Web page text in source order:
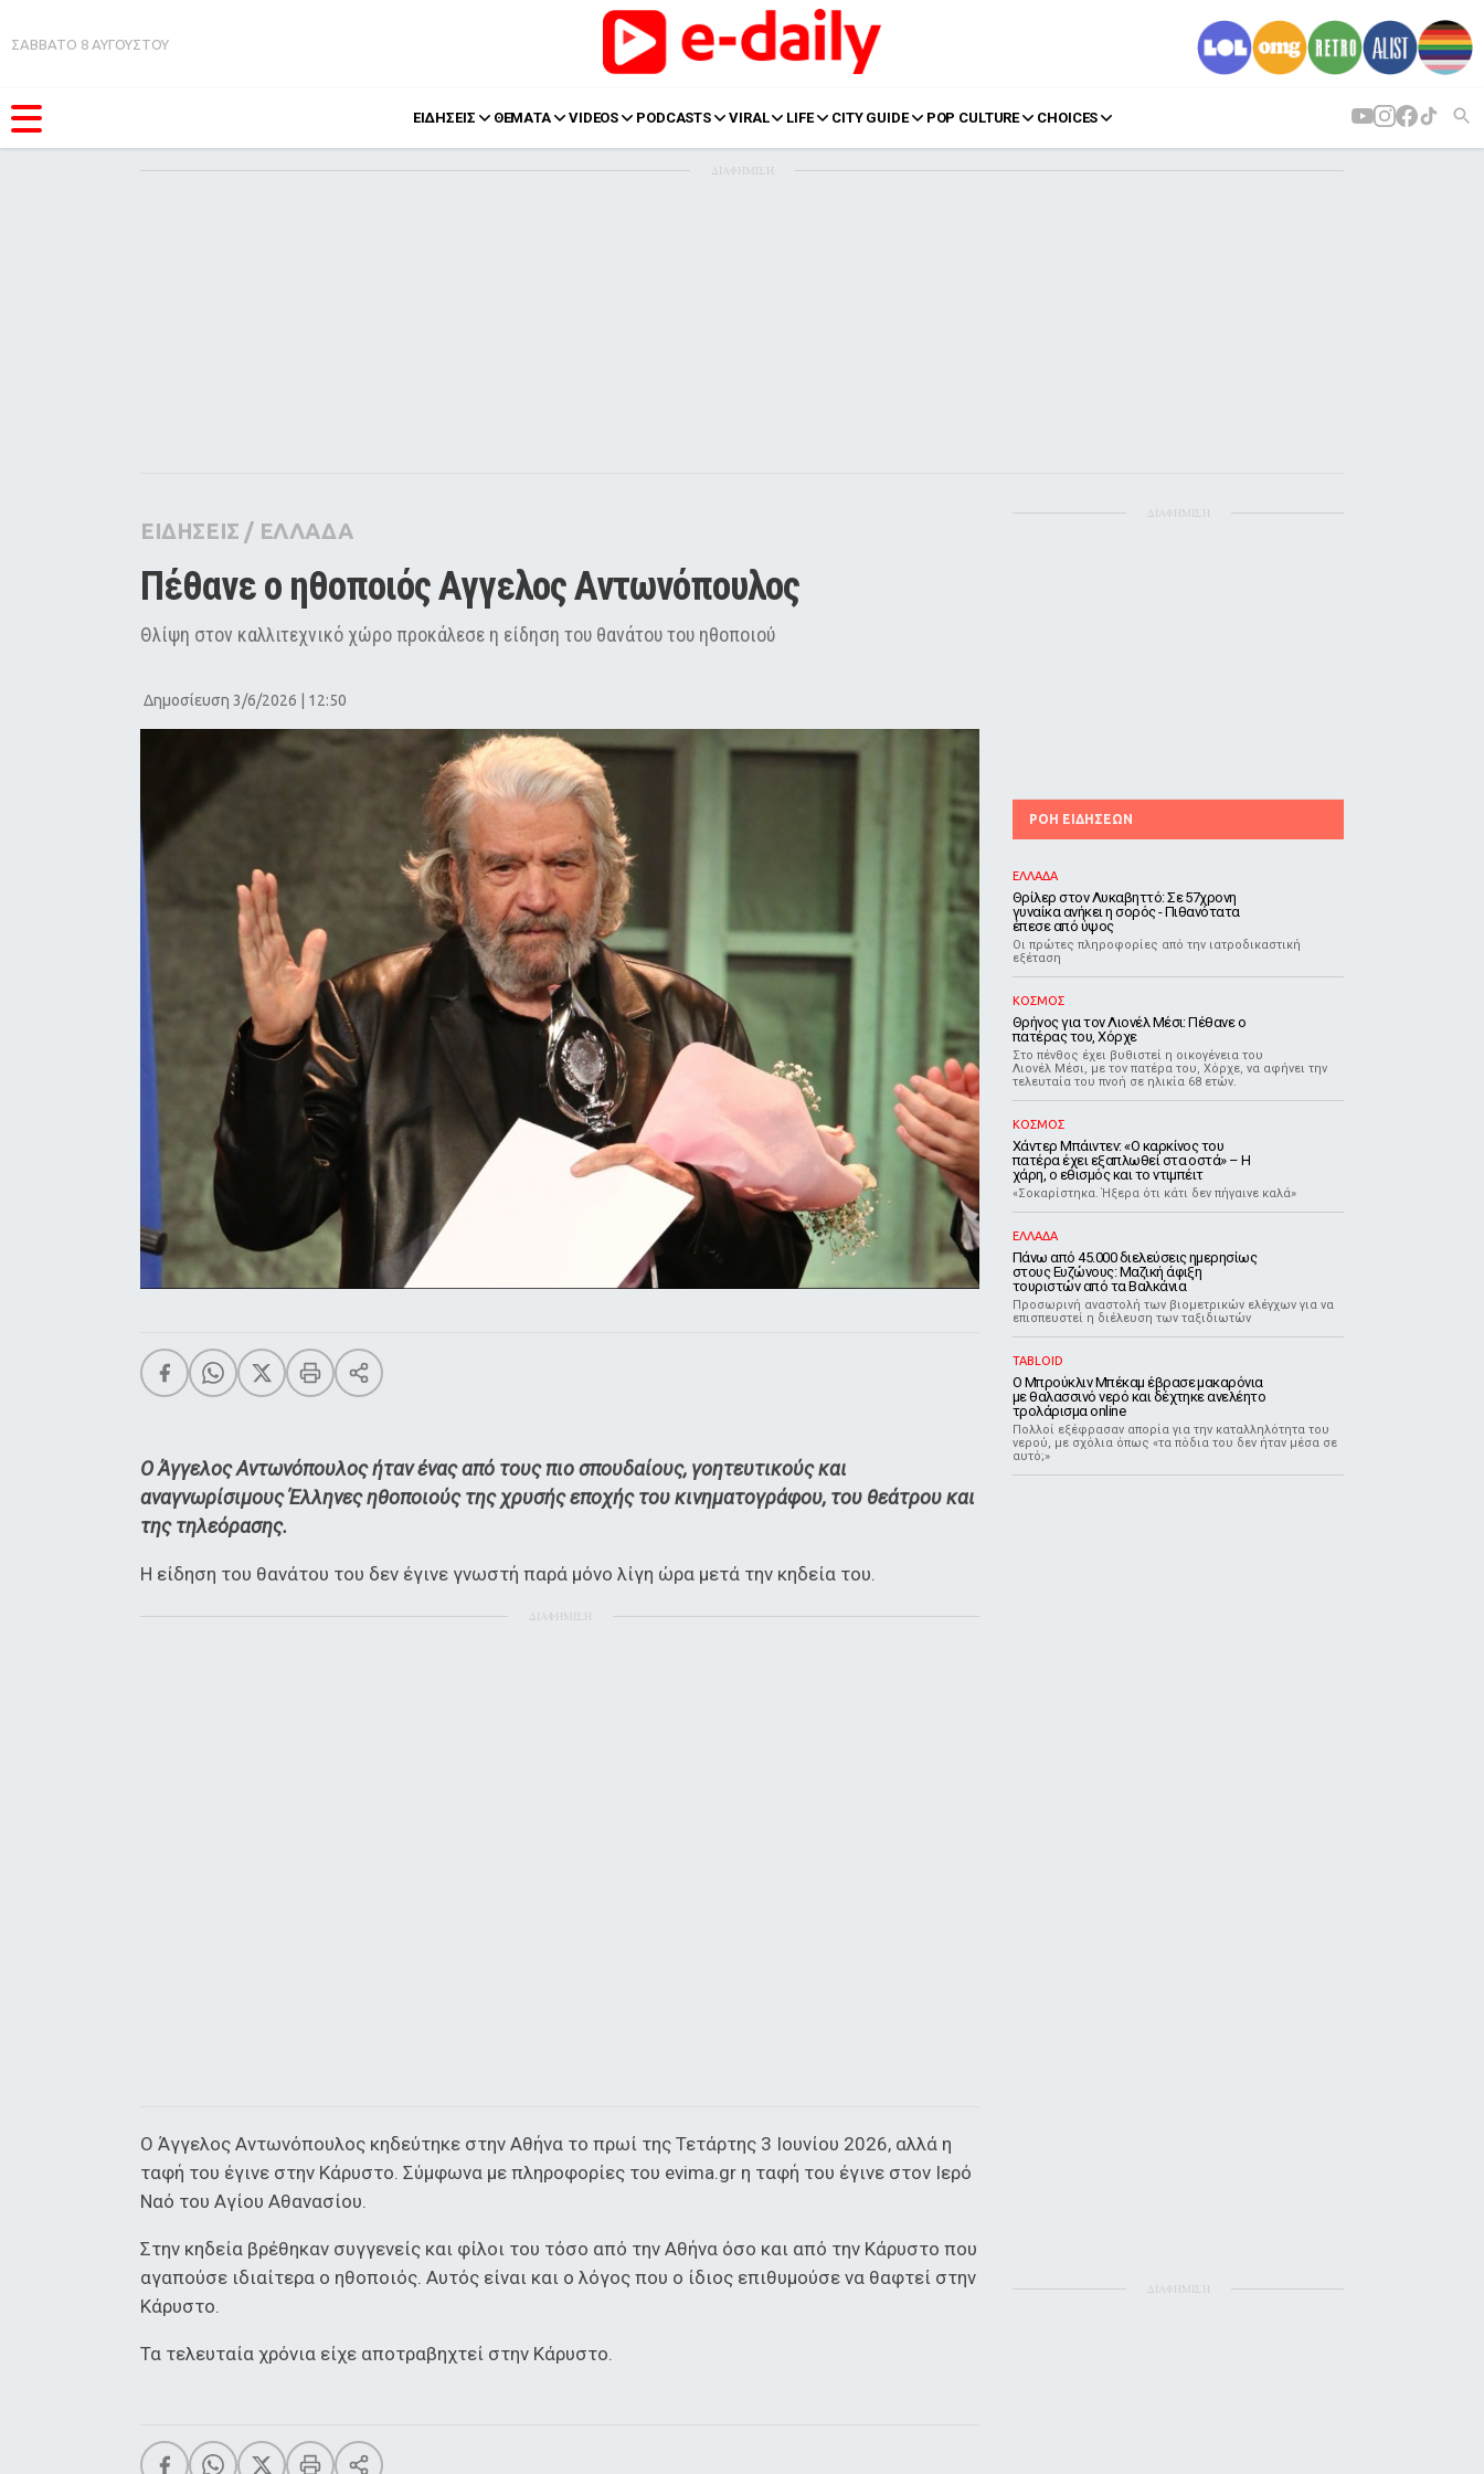
ΣΑΒΒΑΤΟ 8 ΑΥΓΟΥΣΤΟΥ
ΕΙΔΗΣΕΙΣ ΘΕΜΑΤΑ VIDEOS PODCASTS VIRAL LIFE CITY GUIDE POP CULTURE CHOICES
Pop Culture
Agenda
ΔΙΑΦΗΜΙΣΗ
ΕΙΔΗΣΕΙΣ / ΕΛΛΑΔΑ
Πέθανε ο ηθοποιός Αγγελος Αντωνόπουλος
Θλίψη στον καλλιτεχνικό χώρο προκάλεσε η είδηση του θανάτου του ηθοποιού
Δημοσίευση 3/6/2026 | 12:50
Ο Άγγελος Αντωνόπουλος ήταν ένας από τους πιο σπουδαίους, γοητευτικούς και
αναγνωρίσιμους Έλληνες ηθοποιούς της χρυσής εποχής του κινηματογράφου, του θεάτρου και
της τηλεόρασης.
Η είδηση του θανάτου του δεν έγινε γνωστή παρά μόνο λίγη ώρα μετά την κηδεία του.
ΔΙΑΦΗΜΙΣΗ
Ο Άγγελος Αντωνόπουλος κηδεύτηκε στην Αθήνα το πρωί της Τετάρτης 3 Ιουνίου 2026, αλλά η
ταφή του έγινε στην Κάρυστο. Σύμφωνα με πληροφορίες του evima.gr η ταφή του έγινε στον Ιερό
Ναό του Αγίου Αθανασίου.
Στην κηδεία βρέθηκαν συγγενείς και φίλοι του τόσο από την Αθήνα όσο και από την Κάρυστο που
αγαπούσε ιδιαίτερα ο ηθοποιός. Αυτός είναι και ο λόγος που ο ίδιος επιθυμούσε να θαφτεί στην
Κάρυστο.
Τα τελευταία χρόνια είχε αποτραβηχτεί στην Κάρυστο.
ΔΙΑΦΗΜΙΣΗ
ΡΟΗ ΕΙΔΗΣΕΩΝ
ΕΛΛΑΔΑ
Θρίλερ στον Λυκαβηττό: Σε 57χρονη
γυναίκα ανήκει η σορός - Πιθανότατα
έπεσε από ύψος
Οι πρώτες πληροφορίες από την ιατροδικαστική
εξέταση
ΚΟΣΜΟΣ
Θρήνος για τον Λιονέλ Μέσι: Πέθανε ο
πατέρας του, Χόρχε
Στο πένθος έχει βυθιστεί η οικογένεια του
Λιονέλ Μέσι, με τον πατέρα του, Χόρχε, να αφήνει την
τελευταία του πνοή σε ηλικία 68 ετών.
ΚΟΣΜΟΣ
Χάντερ Μπάιντεν: «Ο καρκίνος του
πατέρα έχει εξαπλωθεί στα οστά» – Η
χάρη, ο εθισμός και το ντιμπέιτ
«Σοκαρίστηκα. Ήξερα ότι κάτι δεν πήγαινε καλά»
ΕΛΛΑΔΑ
Πάνω από 45.000 διελεύσεις ημερησίως
στους Ευζώνους: Μαζική άφιξη
τουριστών από τα Βαλκάνια
Προσωρινή αναστολή των βιομετρικών ελέγχων για να
επισπευστεί η διέλευση των ταξιδιωτών
TABLOID
Ο Μπρούκλιν Μπέκαμ έβρασε μακαρόνια
με θαλασσινό νερό και δέχτηκε ανελέητο
τρολάρισμα online
Πολλοί εξέφρασαν απορία για την καταλληλότητα του
νερού, με σχόλια όπως «τα πόδια του δεν ήταν μέσα σε
αυτό;»
ΔΙΑΦΗΜΙΣΗ